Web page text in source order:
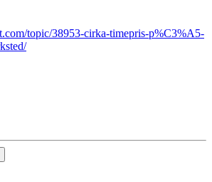
topic/38953-cirka-timepris-p%C3%A5-